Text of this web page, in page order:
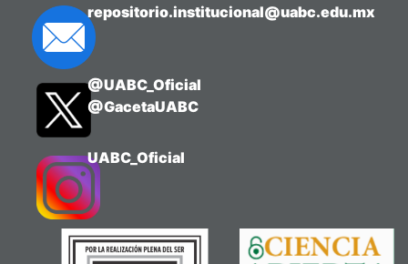
repositorio.institucional@uabc.edu.mx
@UABC_Oficial
@GacetaUABC
UABC_Oficial